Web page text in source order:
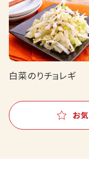
白菜のりチョレギ
お